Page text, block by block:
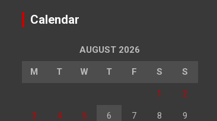
Calendar
AUGUST 2026
M T W T F S S
1 2
3 4 5 6 7 8 9